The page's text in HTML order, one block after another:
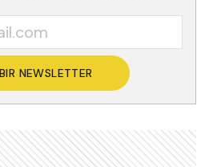
NEWSLETTER